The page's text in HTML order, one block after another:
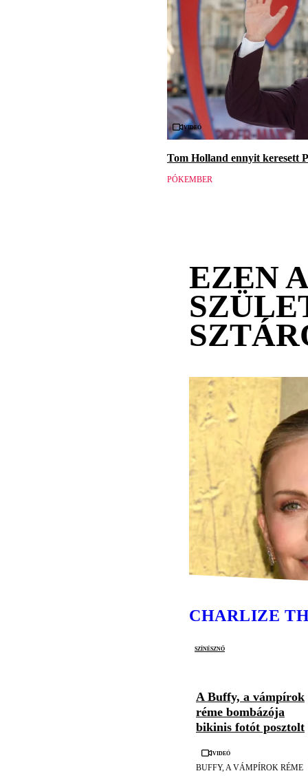
Videó
Tom Holland ennyit keresett
PÓKEMBER
EZEN
CHARLIZE
színésznő
A Buffy, a vámpírok
réme bombázója
bikinis fotót posztolt
Videó
BUFFY, A VÁMPÍROK RÉME